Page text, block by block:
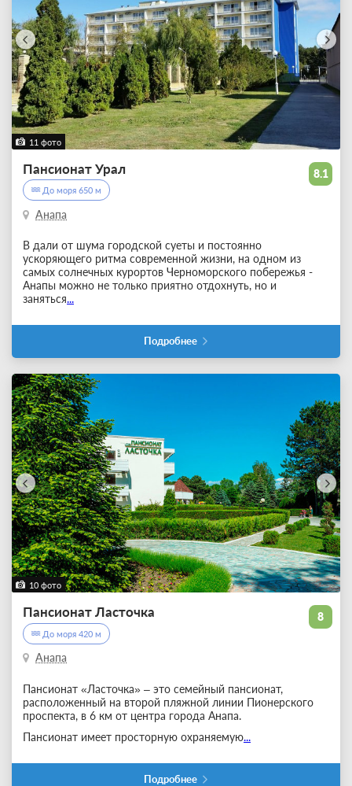
11 фото
8.1
Пансионат Урал
До моря 650 м
Анапа
В дали от шума городской суеты и постоянно
ускоряющего ритма современной жизни, на одном из
самых солнечных курортов Черноморского побережья -
Анапы можно не только приятно отдохнуть, но и
заняться...
Подробнее
10 фото
8
Пансионат Ласточка
До моря 420 м
Анапа
​Пансионат «Ласточка» ‒ это семейный пансионат,
расположенный на второй пляжной линии Пионерского
проспекта, в 6 км от центра города Анапа.
Пансионат имеет просторную охраняемую...
Подробнее